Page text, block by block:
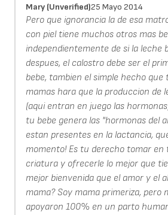
Mary (unverified)25 Mayo 2014
Pero que ignorancia la de esa
con piel tiene muchos otros mas
independientemente de si la leche
despues, el calostro debe ser el
bebe, tambien el simple hecho
mamas hara que la produccion de
(aqui entran en juego las
tu bebe genera las "hormonas del
estan presentes en la lactancia,
momento! Es tu derecho tomar en
criatura y ofrecerle lo mejor que
mejor bienvenida que el amor y el
mama? Soy mama primeriza, pero
apoyaron 100% en un parto